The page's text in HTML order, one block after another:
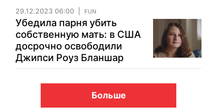
29.12.2023 06:00 FUN
Убедила парня убить
собственную мать: в США
досрочно освободили
Джипси Роуз Бланшар
Больше